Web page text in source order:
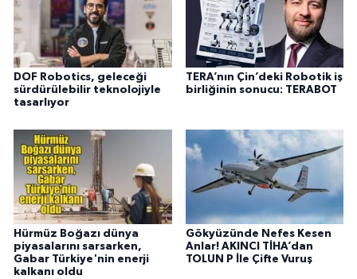
DOF Robotics, geleceği
sürdürülebilir teknolojiyle
tasarlıyor
TERA’nın Çin’deki Robotik iş
birliğinin sonucu: TERABOT
Hürmüz Boğazı dünya
piyasalarını sarsarken,
Gabar Türkiye'nin enerji
kalkanı oldu
Gökyüzünde Nefes Kesen
Anlar! AKINCI TİHA’dan
TOLUN P İle Çifte Vuruş